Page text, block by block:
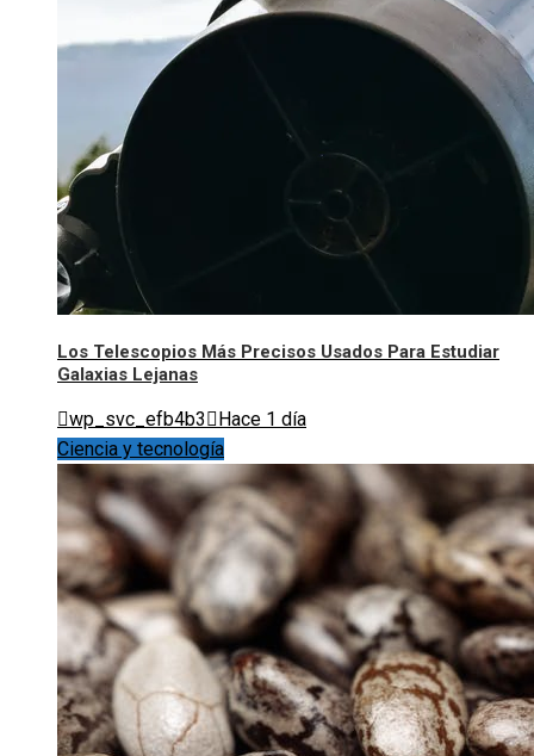
Los Telescopios Más Precisos Usados Para Estudiar
Galaxias Lejanas
wp_svc_efb4b3
Hace 1 día
Ciencia y tecnología